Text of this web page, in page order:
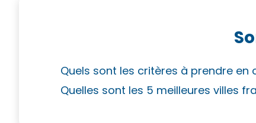
Quels sont les critères à prendre en
Quelles sont les 5 meilleures villes